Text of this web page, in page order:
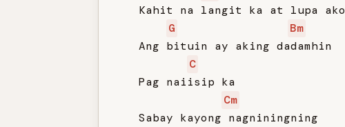
   Kahit na langit ka at lupa ako
G
Bm
   Ang bituin ay aking dadamhin
C
   Pag naiisip ka
Cm
   Sabay kayong nagniningning